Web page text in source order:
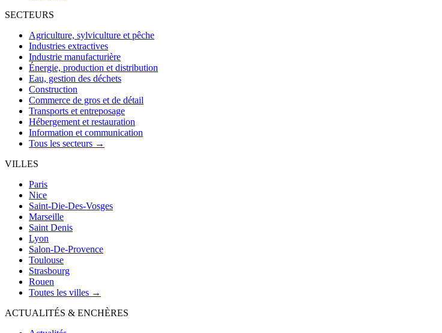
SECTEURS
Agriculture, sylviculture et pêche
Industries extractives
Industrie manufacturière
Énergie, production et distribution
Eau, gestion des déchets
Construction
Commerce de gros et de détail
Transports et entreposage
Hébergement et restauration
Information et communication
Tous les secteurs →
VILLES
Paris
Nice
Saint-Die-Des-Vosges
Marseille
Saint Denis
Lyon
Salon-De-Provence
Toulouse
Strasbourg
Rouen
Toutes les villes →
ACTUALITÉS & ENCHÈRES